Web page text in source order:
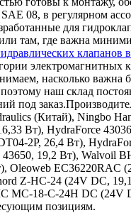
08, в регулярном
для
там, где важна
клапанов
насколько важна
наш склад
под
(Китай), Ningbo
Вт), HydraForce
2P, 26,4 Вт),
19,2 Вт), Walvoil
EC36220RAC
Z-HC-24 (24V DC,
18-C-24H DC (24V
позициям.